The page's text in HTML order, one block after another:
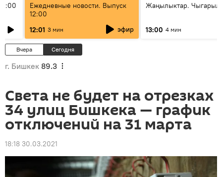
Ежедневные новости. Выпуск
12:00
12:01 3 мин эфир
Жаңылыктар.
13:00 4 мин
Вчера Сегодня
г. Бишкек 89.3
Света не будет на отрезках
34 улиц Бишкека — график
отключений на 31 марта
18:18 30.03.2021